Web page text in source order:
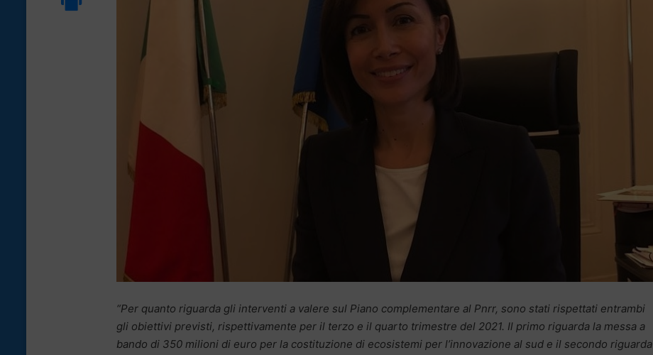
“Per quanto riguarda gli interventi a valere sul Piano complementare al Pnrr, sono stati rispettati entrambi
gli obiettivi previsti, rispettivamente per il terzo e il quarto trimestre del 2021. Il primo riguarda la messa a
bando di 350 milioni di euro per la costituzione di ecosistemi per l’innovazione al sud e il secondo riguarda